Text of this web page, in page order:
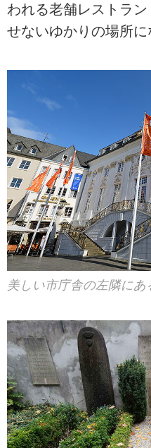
われる老舗レストラ
せないゆかりの場所に
美しい市庁舎の左隣にあ